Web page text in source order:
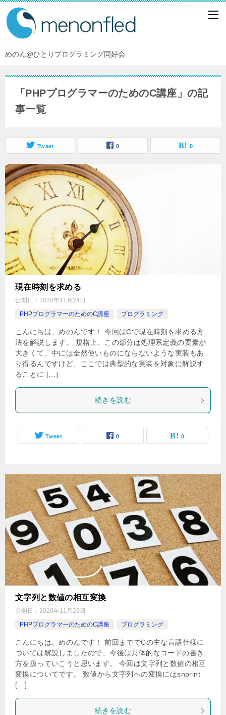
めのん@ひとりプログラミング同好会
「PHPプログラマーのためのC講座」の記
事一覧
Tweet 0 0
現在時刻を求める
公開日： 2020年11月24日
PHPプログラマーのためのC講座
プログラミング
こんにちは、めのんです！ 今回はCで現在時刻を求める方
法を解説します。 規格上、この部分は処理系定義の要素が
大きくて、中には全然使いものにならないような実装もあ
り得るんですけど、ここでは典型的な実装を対象に解説す
ることに […]
続きを読む
Tweet 0 0
文字列と数値の相互変換
公開日： 2020年11月23日
PHPプログラマーのためのC講座
プログラミング
こんにちは、めのんです！ 前回まででCの主な言語仕様に
ついては解説しましたので、今後は具体的なコードの書き
方を扱っていこうと思います。 今回は文字列と数値の相互
変換についてです。 数値から文字列への変換にはsnprint
[…]
続きを読む